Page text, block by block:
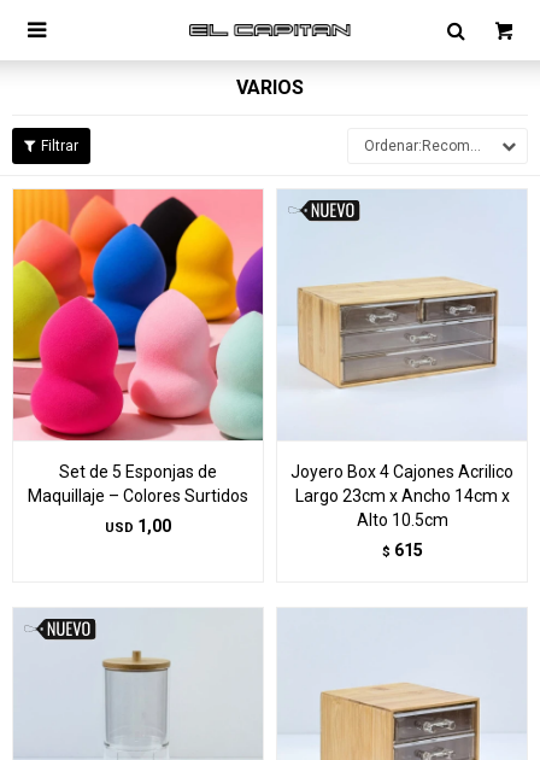

VARIOS
Recomendados
Set de 5 Esponjas de
Maquillaje – Colores Surtidos
USD 1,00
Joyero Box 4 Cajones Acrilico
Largo 23cm x Ancho 14cm x
Alto 10.5cm
$ 615